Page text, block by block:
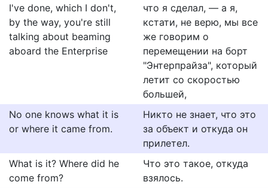
I've done, which I don't,
by the way, you're still
talking about beaming
aboard the Enterprise
что я сделал, — а я,
кстати, не верю, мы все
же говорим о
перемещении на борт
"Энтерпрайза", который
летит со скоростью
большей,
No one knows what it is
or where it came from.
Никто не знает, что это
за объект и откуда он
прилетел.
What is it? Where did he
come from?
Что это такое, откуда
взялось.